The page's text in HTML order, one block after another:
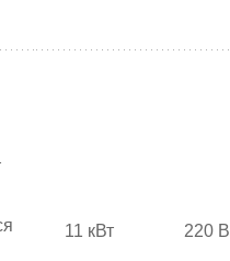
11 кВт 220 В